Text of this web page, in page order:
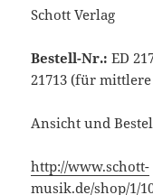
Schott Verlag
Bestell-Nr.: ED
21713 (für
Ansicht und
http://www.schott-
musik.de/shop/1/